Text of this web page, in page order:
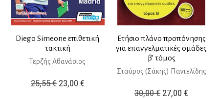
Diego Simeone επιθετική
τακτική
Τερζής Αθανάσιος
25,55€ Original
23,00 €Η
Ετήσιο πλάνο προπόνησης
για επαγγελματικές ομάδες
β’ τόμος
Σταύρος (Σάκης) Παντελίδης
30,00€ Original
27,00€